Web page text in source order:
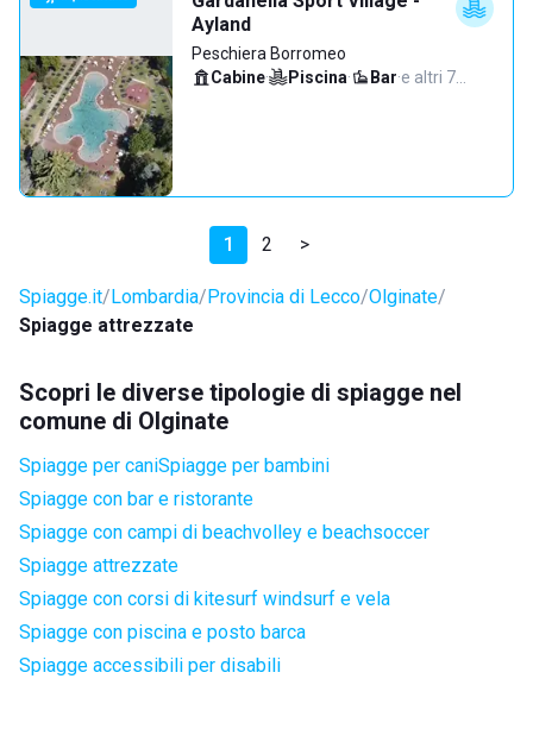
Ayland
Peschiera Borromeo
Cabine· Piscina· Bar·e altri 7…
1 2 >
Spiagge.it Lombardia Provincia di Lecco Olginate
Spiagge attrezzate
Scopri le diverse tipologie di spiagge nel
comune di Olginate
Spiagge per caniSpiagge per bambini
Spiagge con bar e ristorante
Spiagge con campi di beachvolley e beachsoccer
Spiagge attrezzate
Spiagge con corsi di kitesurf windsurf e vela
Spiagge con piscina e posto barca
Spiagge accessibili per disabili